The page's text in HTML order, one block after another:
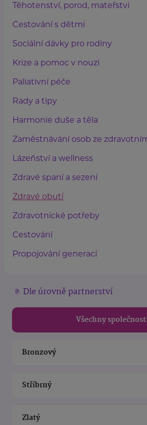
Těhotenství, porod, mateřství
Cestování s dětmi
Sociální dávky pro rodiny
Krize a pomoc v nouzi
Paliativní péče
Rady a tipy
Harmonie duše a těla
Zaměstnávání osob ze
Lázeňství a wellness
Zdravé spaní a sezení
Zdravé obutí
Zdravotnické potřeby
Cestování
Propojování generací
Dle úrovně partnerství
Všechny
Bronzový
Stříbrný
Zlatý